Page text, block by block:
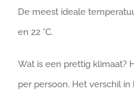
De meest ideale
en 22 °C.
Wat is een prettig klimaat?
per persoon. Het verschil